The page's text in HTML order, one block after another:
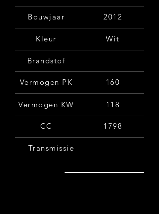
Bouwjaar 2012
Kleur Wit
Brandstof
Vermogen PK 160
Vermogen KW 118
CC 1798
Transmissie